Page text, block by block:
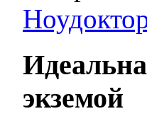
экземой